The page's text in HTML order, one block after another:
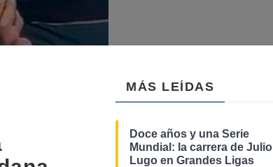
MÁS LEÍDAS
Doce años y una Serie
Mundial: la carrera de Julio
Lugo en Grandes Ligas